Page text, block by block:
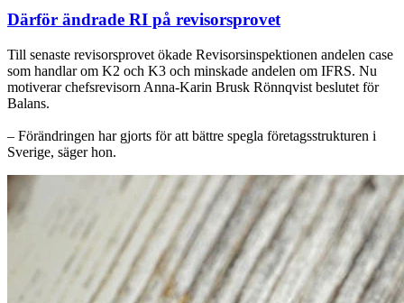
Därför ändrade RI på revisorsprovet
Till senaste revisorsprovet ökade Revisorsinspektionen andelen case
som handlar om K2 och K3 och minskade andelen om IFRS. Nu
motiverar chefsrevisorn Anna-Karin Brusk Rönnqvist beslutet för
Balans.
– Förändringen har gjorts för att bättre spegla företagsstrukturen i
Sverige, säger hon.